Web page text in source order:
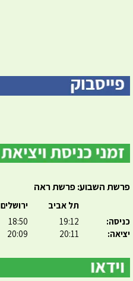
פרשת השבוע: פרשת ראה
כניסה:
יציאה:
תל אביב
19:12
20:11
ירושלים
18:50
20:09